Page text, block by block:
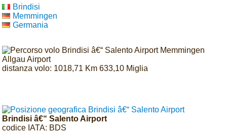
Brindisi
Memmingen
Germania
distanza volo: 1018,71 Km 633,10 Miglia
Brindisi â€“ Salento Airport
codice IATA: BDS